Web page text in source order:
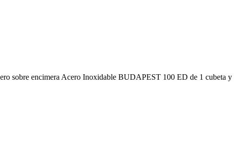
sobre encimera Acero Inoxidable BUDAPEST 100 ED de 1 cubeta y